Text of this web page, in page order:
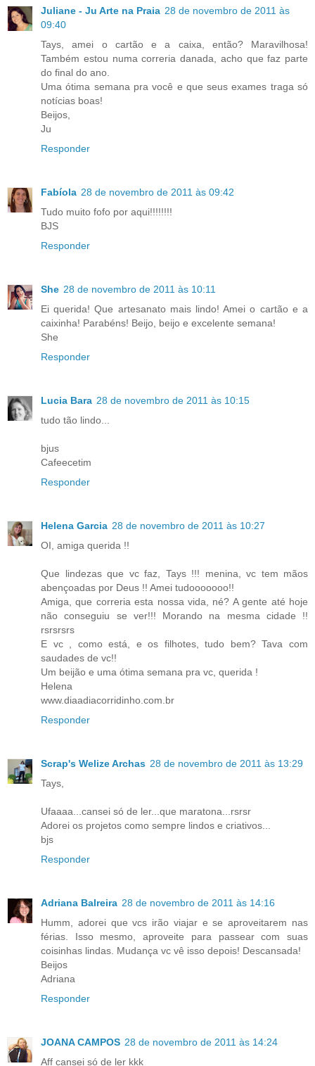
Juliane - Ju Arte na Praia 28 de novembro de 2011 às
09:40
Tays, amei o cartão e a caixa, então? Maravilhosa!
Também estou numa correria danada, acho que faz parte
do final do ano.
Uma ótima semana pra você e que seus exames traga só
notícias boas!
Beijos,
Ju
Responder
Fabíola 28 de novembro de 2011 às 09:42
Tudo muito fofo por aqui!!!!!!!!
BJS
Responder
She 28 de novembro de 2011 às 10:11
Ei querida! Que artesanato mais lindo! Amei o cartão e a
caixinha! Parabéns! Beijo, beijo e excelente semana!
She
Responder
Lucia Bara 28 de novembro de 2011 às 10:15
tudo tão lindo...
bjus
Cafeecetim
Responder
Helena Garcia 28 de novembro de 2011 às 10:27
OI, amiga querida !!
Que lindezas que vc faz, Tays !!! menina, vc tem mãos
abençoadas por Deus !! Amei tudooooooo!!
Amiga, que correria esta nossa vida, né? A gente até hoje
não conseguiu se ver!!! Morando na mesma cidade !!
rsrsrsrs
E vc , como está, e os filhotes, tudo bem? Tava com
saudades de vc!!
Um beijão e uma ótima semana pra vc, querida !
Helena
www.diaadiacorridinho.com.br
Responder
Scrap's Welize Archas 28 de novembro de 2011 às 13:29
Tays,
Ufaaaa...cansei só de ler...que maratona...rsrsr
Adorei os projetos como sempre lindos e criativos...
bjs
Responder
Adriana Balreira 28 de novembro de 2011 às 14:16
Humm, adorei que vcs irão viajar e se aproveitarem nas
férias. Isso mesmo, aproveite para passear com suas
coisinhas lindas. Mudança vc vê isso depois! Descansada!
Beijos
Adriana
Responder
JOANA CAMPOS 28 de novembro de 2011 às 14:24
Aff cansei só de ler kkk